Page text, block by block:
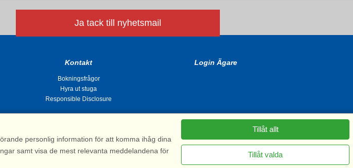
Ja tack till nyhetsmail
Kontakt
Bokningsfrågor
Hyra ut stuga
Responsible Disclosure
Login Ägare
2, 311 32 Falkenberg | Sverige
personlig information för att komma ihåg dina
samt visa de mest relevanta meddelandena för
Tillåt allt
Tillåt valda